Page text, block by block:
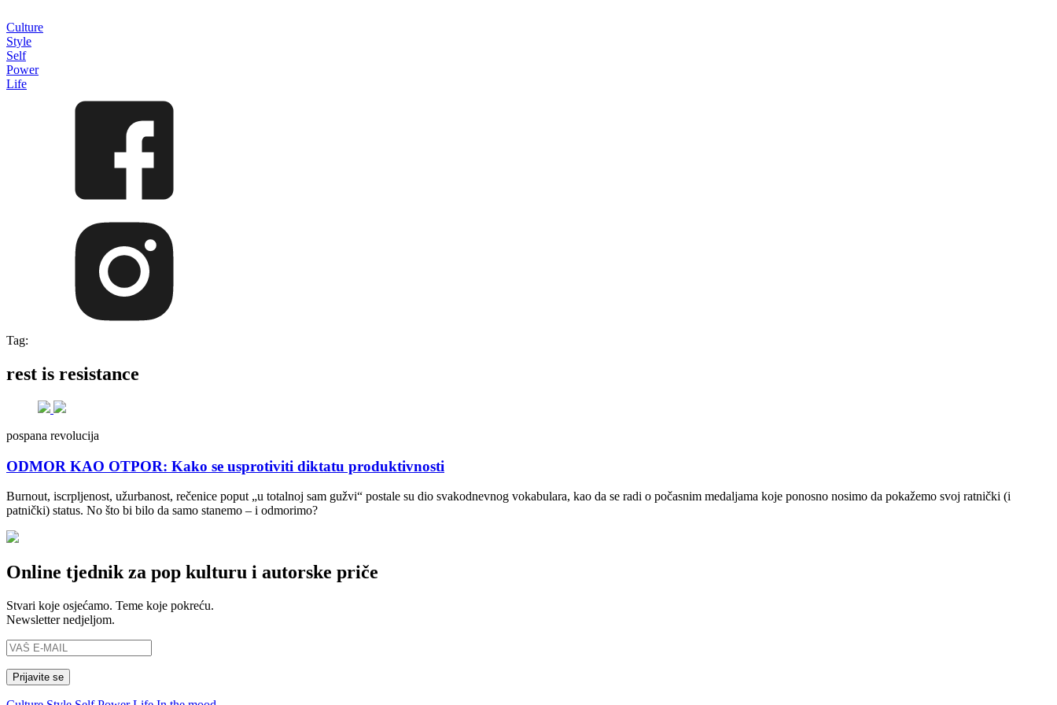
Culture
Style
Self
Power
Life
Tag:
rest is resistance
pospana revolucija
ODMOR KAO OTPOR: Kako se usprotiviti diktatu produktivnosti
Burnout, iscrpljenost, užurbanost, rečenice poput „u totalnoj sam gužvi“ postale su dio svakodnevnog vokabulara, kao da se radi o počasnim medaljama koje ponosno nosimo da pokažemo svoj ratnički (i
patnički) status. No što bi bilo da samo stanemo – i odmorimo?
Online tjednik za pop kulturu i autorske priče
Stvari koje osjećamo. Teme koje pokreću.
Newsletter nedjeljom.